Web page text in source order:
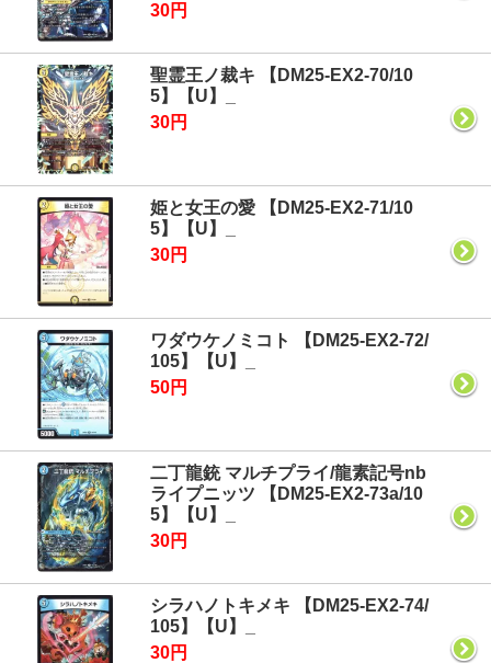
30円
聖霊王ノ裁キ 【DM25-EX2-70/10
5】【U】_
30円
姫と女王の愛 【DM25-EX2-71/10
5】【U】_
30円
ワダウケノミコト 【DM25-EX2-72/
105】【U】_
50円
二丁龍銃 マルチプライ/龍素記号nb
ライプニッツ 【DM25-EX2-73a/10
5】【U】_
30円
シラハノトキメキ 【DM25-EX2-74/
105】【U】_
30円